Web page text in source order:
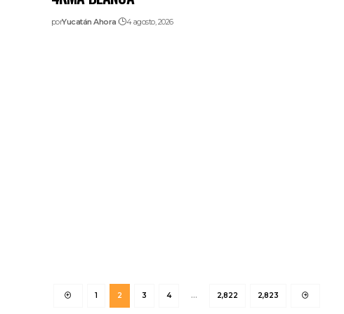
porYucatán Ahora 4 agosto, 2026
1 2 3 4 … 2,822 2,823